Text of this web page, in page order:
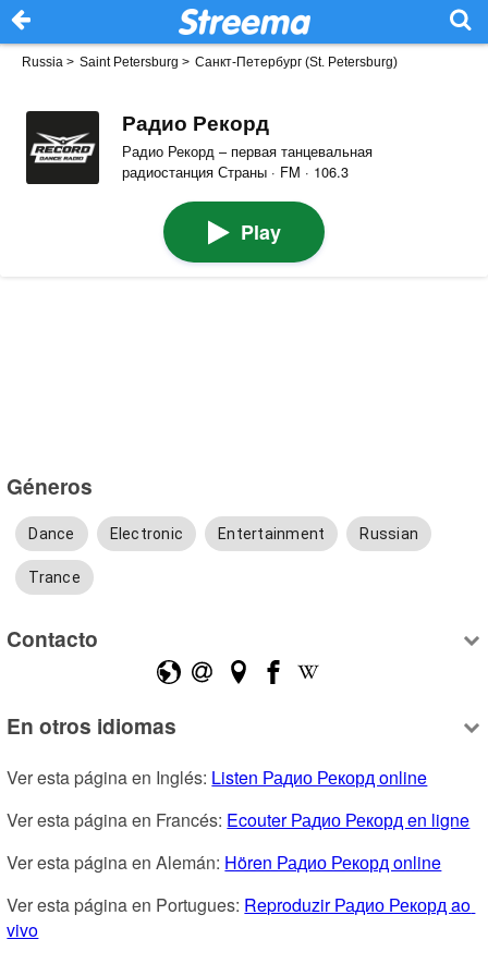
Russia > Saint Petersburg > Санкт-Петербург (St. Petersburg)
Радио Рекорд
Радио Рекорд – первая танцевальная
радиостанция Страны · FM · 106.3
Play
Géneros
Dance Electronic Entertainment Russian
Trance
Contacto
En otros idiomas
Ver esta página en Inglés: Listen Радио Рекорд online
Ver esta página en Francés: Ecouter Радио Рекорд en ligne
Ver esta página en Alemán: Hören Радио Рекорд online
Ver esta página en Portugues: Reproduzir Радио Рекорд ao
vivo